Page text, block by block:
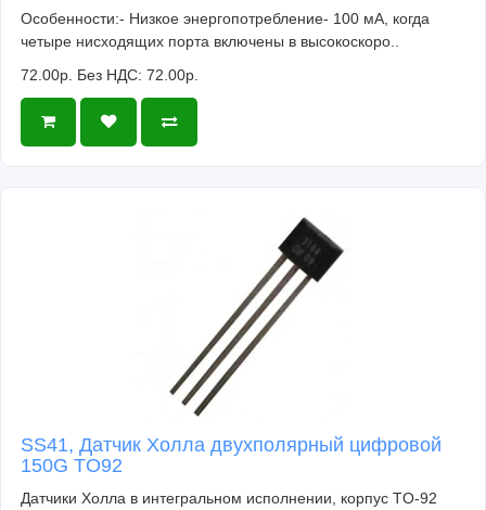
Особенности:- Низкое энергопотребление- 100 мА, когда
четыре нисходящих порта включены в высокоскоро..
72.00р. Без НДС: 72.00р.
SS41, Датчик Холла двухполярный цифровой
150G TO92
Датчики Холла в интегральном исполнении, корпус TO-92